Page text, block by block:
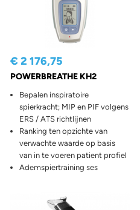
€ 2 176,75
POWERBREATHE KH2
Bepalen inspiratoire
spierkracht; MIP en PIF volgens
ERS / ATS richtlijnen
Ranking ten opzichte van
verwachte waarde op basis
van in te voeren patient profiel
Ademspiertraining ses